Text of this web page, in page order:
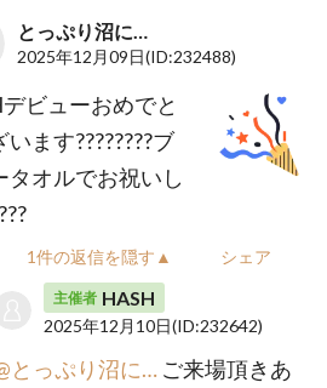
とっぷり沼に…
2025年12月09日(ID:232488)
ビューおめでと
います????????ブ
タオルでお祝いし
1件の返信を隠す▲ シェア
主催者 HASH
2025年12月10日(ID:232642)
とっぷり沼に… ご来場頂きあ